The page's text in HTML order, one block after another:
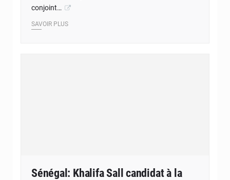
conjoint…
SAVOIR PLUS
Sénégal: Khalifa Sall candidat à la